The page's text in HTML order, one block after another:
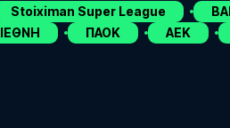
Stoiximan Super League
ΠΑΟΚ ΑΕΚ